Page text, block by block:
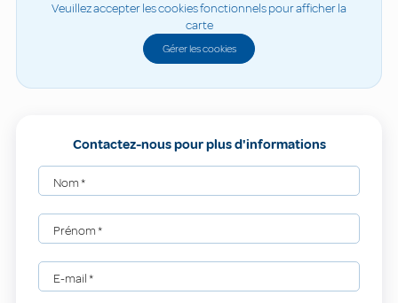
Veuillez accepter les cookies fonctionnels pour afficher la
carte
Gérer les cookies
Contactez-nous pour plus d'informations
Nom*
Prénom*
E-mail*